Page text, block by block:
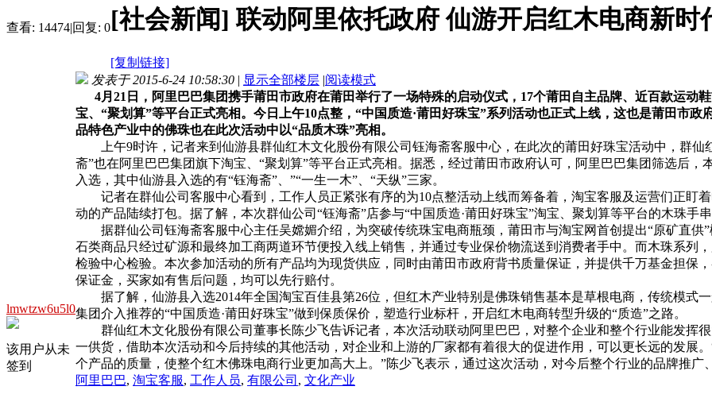
查看: 14474|回复: 0[社会新闻]联动阿里依托政府 仙游开启红木电商新时
[复制链接]
lmwtzw6u5l0
该用户从未
签到
发表于 2015-6-24 10:58:30 | 显示全部楼层 |阅读模式
4月21日，阿里巴巴集团携手莆田市政府在莆田举行了一场特殊的启动仪式，17个莆田自主品牌、近百款运动
宝、“聚划算”等平台正式亮相。今日上午10点整，“中国质造·莆田好珠宝”系列活动也正式上线，这也是莆田市
品特色产业中的佛珠也在此次活动中以“品质木珠”亮相。
上午9时许，记者来到仙游县群仙红木文化股份有限公司钰海斋客服中心，在此次的莆田好珠宝活动中，群仙
斋”也在阿里巴巴集团旗下淘宝、“聚划算”等平台正式亮相。据悉，经过莆田市政府认可，阿里巴巴集团筛选后，
入选，其中仙游县入选的有“钰海斋”、”“一生一木”、“天纵”三家。
记者在群仙公司客服中心看到，工作人员正紧张有序的为10点整活动上线而筹备着，淘宝客服及运营们正盯
动的产品陆续打包。据了解，本次群仙公司“钰海斋”店参与“中国质造·莆田好珠宝”淘宝、聚划算等平台的木珠手
据群仙公司钰海斋客服中心主任吴嫦媚介绍，为突破传统珠宝电商瓶颈，莆田市与淘宝网首创提出“原矿直供
石类商品只经过矿源和最终加工商两道环节便投入线上销售，并通过专业保价物流送到消费者手中。而木珠系列
检验中心检验。本次参加活动的所有产品均为现货供应，同时由莆田市政府背书质量保证，并提供千万基金担保
保证金，买家如有售后问题，均可以先行赔付。
据了解，仙游县入选2014年全国淘宝百佳县第26位，但红木产业特别是佛珠销售基本是草根电商，传统模式
集团介入推荐的“中国质造·莆田好珠宝”做到保质保价，塑造行业标杆，开启红木电商转型升级的“质造”之路。
群仙红木文化股份有限公司董事长陈少飞告诉记者，本次活动联动阿里巴巴，对整个企业和整个行业能发挥
一供货，借助本次活动和今后持续的其他活动，对企业和上游的厂家都有着很大的促进作用，可以更长远的发展
个产品的质量，使整个红木佛珠电商行业更加高大上。”陈少飞表示，通过这次活动，对今后整个行业的品牌推广
阿里巴巴, 淘宝客服, 工作人员, 有限公司 , 文化产业